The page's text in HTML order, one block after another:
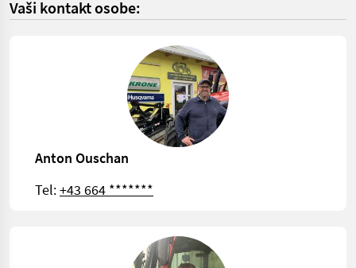
Vaši kontakt osobe:
Anton Ouschan
Tel:+43 664 *******